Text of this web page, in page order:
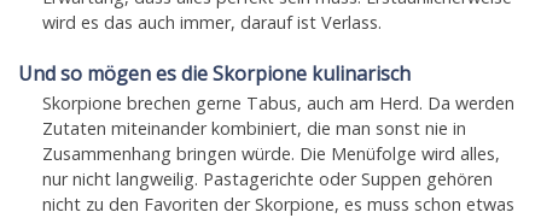
wird es das auch immer, darauf ist Verlass.
Und so mögen es die Skorpione kulinarisch
Skorpione brechen gerne Tabus, auch am Herd. Da werden
Zutaten miteinander kombiniert, die man sonst nie in
Zusammenhang bringen würde. Die Menüfolge wird alles,
nur nicht langweilig. Pastagerichte oder Suppen gehören
nicht zu den Favoriten der Skorpione, es muss schon etwas